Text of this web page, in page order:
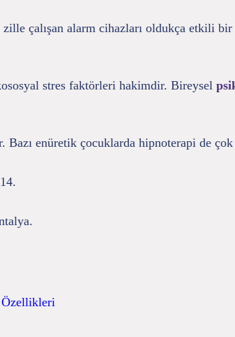
çalışan alarm cihazları oldukça etkili
stres faktörleri hakimdir. Bireysel
Bazı enüretik çocuklarda hipnoterapi de